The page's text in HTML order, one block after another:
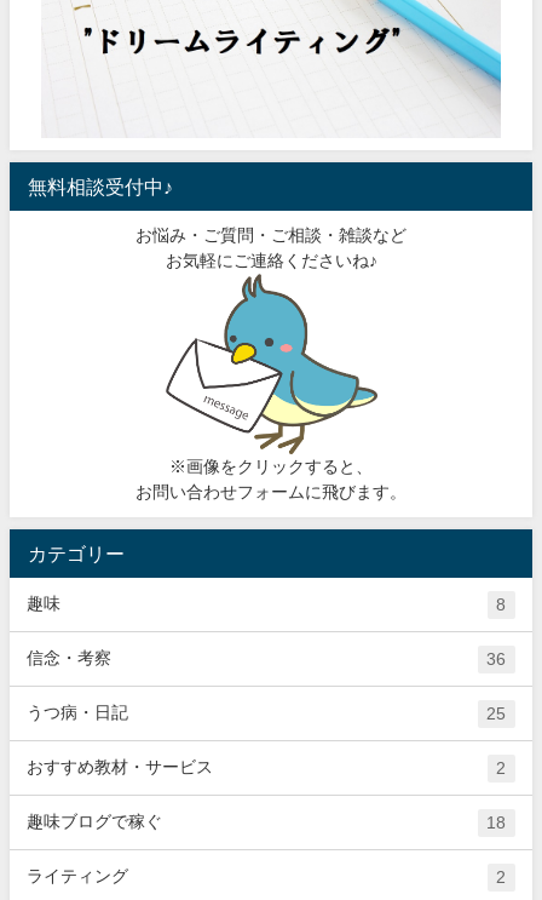
無料相談受付中♪
お悩み・ご質問・ご相談・雑談など
お気軽にご連絡くださいね♪
※画像をクリックすると、
お問い合わせフォームに飛びます。
カテゴリー
趣味 8
信念・考察 36
うつ病・日記 25
おすすめ教材・サービス 2
趣味ブログで稼ぐ 18
ライティング 2